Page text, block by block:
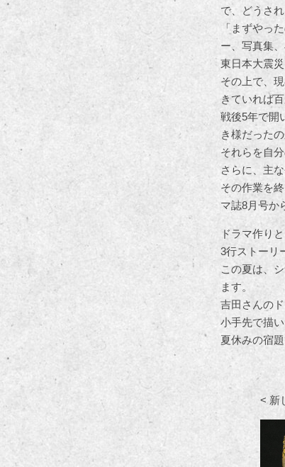
で、どうさ
「まずやっ
ー、写真集
東日本大震
その上で、
きていれば
戦後5年で開
き様だったの
それらを自
さらに、主
その作業を
マ誌8月号か
ドラマ作り
3行ストーリ
この夏は、
ます。
吉田さんの
小手先で描
夏休みの宿題
< 新